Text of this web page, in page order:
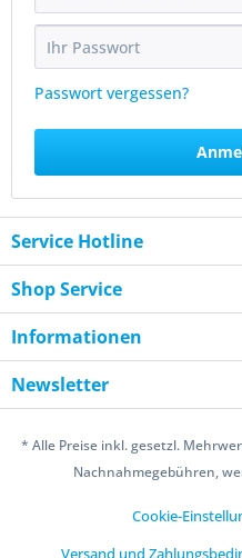
Passwort vergessen?
Service Hotline
Shop Service
Informationen
Newsletter
* Alle Preise inkl. gesetzl.
Nachnahmegebühren,
Cookie-
Versand und